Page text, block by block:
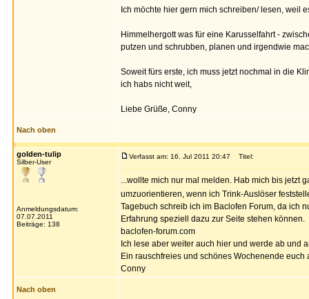
Ich möchte hier gern mich schreiben/ lesen, weil
Himmelhergott was für eine Karusselfahrt -
putzen und schrubben, planen und irgendwie
Soweit fürs erste, ich muss jetzt nochmal in die
ich habs nicht weit,
Liebe Grüße, Conny
Nach oben
golden-tulip
Silber-User
Anmeldungsdatum:
07.07.2011
Beiträge: 138
Verfasst am: 16. Jul 2011 20:47 Titel:
...wollte mich nur mal melden. Hab mich bis jetzt
umzuorientieren, wenn ich Trink-Auslöser
Tagebuch schreib ich im Baclofen Forum, da ich
Erfahrung speziell dazu zur Seite stehen können.
baclofen-forum.com
Ich lese aber weiter auch hier und werde ab und
Ein rauschfreies und schönes Wochenende euch
Conny
Nach oben